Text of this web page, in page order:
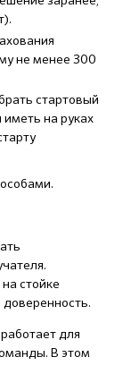
не менее 300
стартовый
на руках
стойке
доверенность.
для
В этом